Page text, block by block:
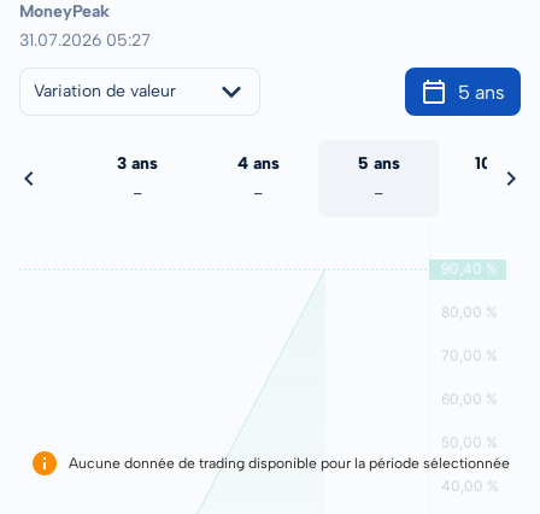
MoneyPeak
31.07.2026 05:27
Variation de valeur 5 ans
3 ans
-
4 ans
-
5 ans
-
10 ans
Aucune donnée de trading disponible pour la période sélectionnée